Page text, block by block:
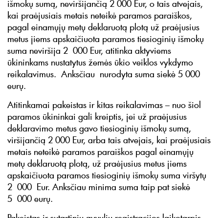
išmokų sumą, neviršijančią 2 000 Eur, o tais atvejais,
kai praėjusiais metais neteikė paramos paraiškos,
pagal einamųjų metų deklaruotą plotą už praėjusius
metus jiems apskaičiuota paramos tiesioginių išmokų
suma neviršija 2 000 Eur, atitinka aktyviems
ūkininkams nustatytus žemės ūkio veiklos vykdymo
reikalavimus. Anksčiau nurodyta suma siekė 5 000
eurų.
Atitinkamai pakeistas ir kitas reikalavimas – nuo šiol
paramos ūkininkai gali kreiptis, jei už praėjusius
deklaravimo metus gavo tiesioginių išmokų sumą,
viršijančią 2 000 Eur, arba tais atvejais, kai praėjusiais
metais neteikė paramos paraiškos pagal einamųjų
metų deklaruotą plotą, už praėjusius metus jiems
apskaičiuota paramos tiesioginių išmokų suma viršytų
2 000 Eur. Anksčiau minima suma taip pat siekė
5 000 eurų.